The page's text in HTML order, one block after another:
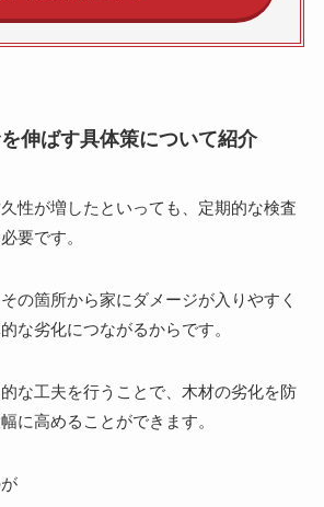
伸ばす具体策について紹介
性が増したといっても、定期的な検査
要です。
の箇所から家にダメージが入りやすく
な劣化につながるからです。
な工夫を行うことで、木材の劣化を防
に高めることができます。